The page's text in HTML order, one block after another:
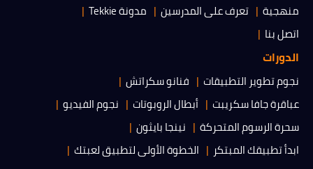
منهجية تعرف على المدرسين
مدونة Tekkie
اتصل بنا
الدورات
نجوم تطوير التطبيقات
فنانو سكراتش
عباقرة جافا سكريبت
أبطال الروبوتات
نجوم الفيديو
سحرة الرسوم المتحركة
نينجا بايثون
ابدأ تطبيقك المبتكر
الخطوة الأولى لتطبيق لعبتك